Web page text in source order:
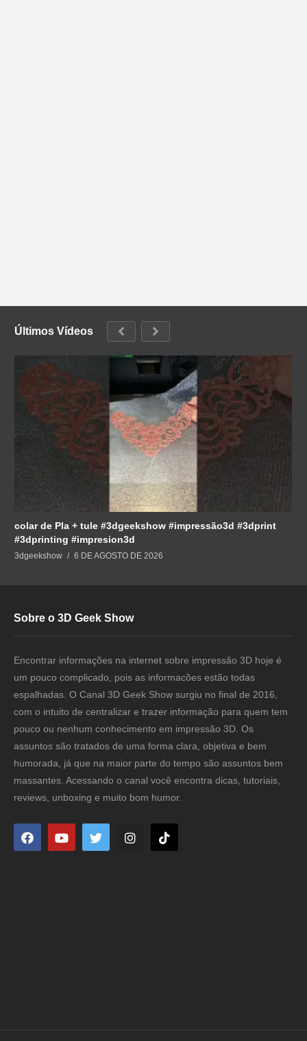
Últimos Vídeos
colar de Pla + tule #3dgeekshow #impressão3d #3dprint
#3dprinting #impresion3d
3dgeekshow 6 DE AGOSTO DE 2026
Sobre o 3D Geek Show
Encontrar informações na internet sobre impressão 3D hoje é
um pouco complicado, pois as informacões estão todas
espalhadas. O Canal 3D Geek Show surgiu no final de 2016,
com o intuito de centralizar e trazer informação para quem tem
pouco ou nenhum conhecimento em impressão 3D. Os
assuntos são tratados de uma forma clara, objetiva e bem
humorada, já que na maior parte do tempo são assuntos bem
massantes. Acessando o canal você encontra dicas, tutoriais,
reviews, unboxing e muito bom humor.